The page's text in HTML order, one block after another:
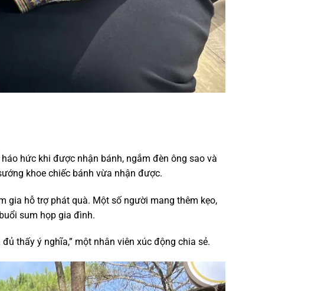
hức khi được nhận bánh, ngắm đèn ông sao và
khoe chiếc bánh vừa nhận được.
gia hỗ trợ phát quà. Một số người mang thêm kẹo,
sum họp gia đình.
thấy ý nghĩa,” một nhân viên xúc động chia sẻ.